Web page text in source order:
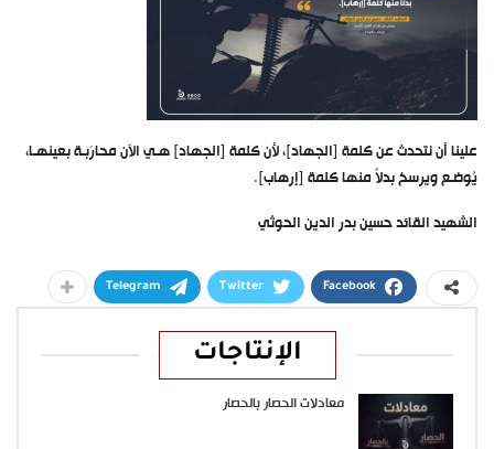
علينا أن نتحدث عن كلمة [الجهاد]، لأن كلمة [الجهاد] هـي الآن محارَبـة بعينهـا،
يُوضـع ويرسخ بدلاً منها كلمة [إرهاب].
الشهيد القائد حسين بدر الدين الحوثي
Facebook
Twitter
Telegram
الإنتاجات
معادلات الحصار بالحصار